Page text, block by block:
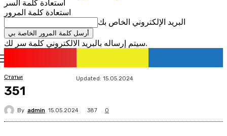
استعادة كلمة السر
استعادة كلمة المرور
البريد الإلكتروني الخاص بك
سيتم إرساله بالبريد الالكتروني كلمة سر لك.
Статьи Updated: 15.05.2024
351
By admin 15.05.2024 387 0